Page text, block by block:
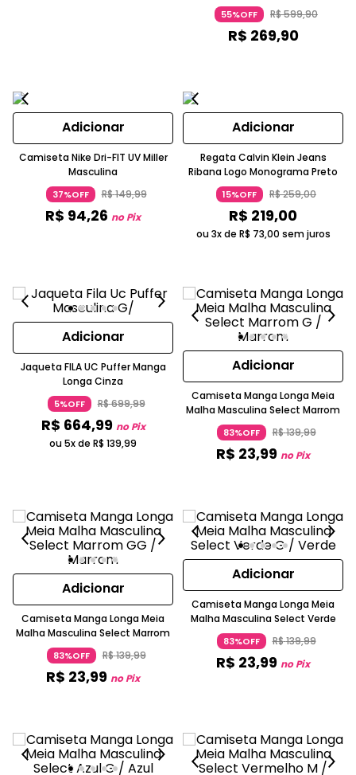
55%OFF R$599,90
R$ 269,90
Adicionar
Camiseta Nike Dri-FIT UV Miller
Masculina
37%OFF R$149,99
R$ 94,26 no Pix
Adicionar
Regata Calvin Klein Jeans
Ribana Logo Monograma Preto
15%OFF R$259,00
R$ 219,00
ou 3x de R$ 73,00 sem juros
Adicionar
Jaqueta FILA UC Puffer Manga
Longa Cinza
5%OFF R$699,99
R$ 664,99 no Pix
ou 5x de R$ 139,99
Adicionar
Camiseta Manga Longa Meia
Malha Masculina Select Marrom
83%OFF R$139,99
R$ 23,99 no Pix
Adicionar
Camiseta Manga Longa Meia
Malha Masculina Select Marrom
83%OFF R$139,99
R$ 23,99 no Pix
Adicionar
Camiseta Manga Longa Meia
Malha Masculina Select Verde
83%OFF R$139,99
R$ 23,99 no Pix